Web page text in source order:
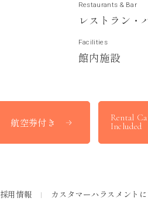
Restaurants & Bar
レ ス ト ラ ン ・
Facilities
館内施設
航空券付き
Rental
Included
採用情報 カスタマーハラスメント